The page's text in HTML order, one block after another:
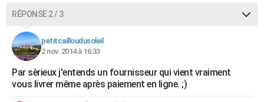
RÉPONSE 2 / 3
petitcailloudusoleil
2 nov. 2014 à 16:33
Par sèrieux j'entends un fournisseur qui vient vraiment
vous livrer même après paiement en ligne. ;)